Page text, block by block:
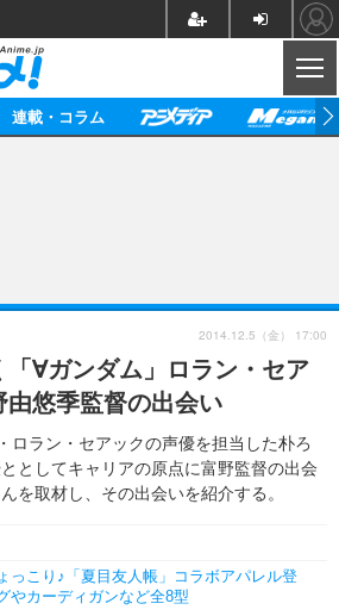
グッズ
海外
ビジネス
アーティスト
実写
イベント
座談会
ABEMA Cafe
連載・コラム
「∀ガンダム」ロラン・セア
由悠季監督の出会い
ロラン・セアックの声優を担当した朴ろ
としてキャリアの原点に富野監督の出会
を取材し、その出会いを紹介する。
っこり♪「夏目友人帳」コラボアパレル登
やカーディガンなど全8型
2014.12.5（金） 17:00